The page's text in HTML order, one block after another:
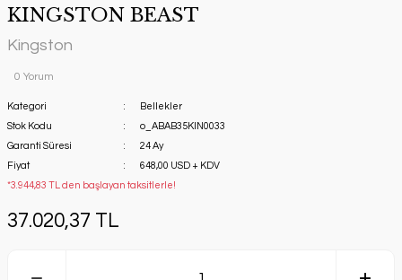
KINGSTON BEAST
Kingston
0 Yorum
Kategori
Bellekler
Stok Kodu
o_ABAB35KIN0033
Garanti Süresi
24 Ay
Fiyat
648,00 USD + KDV
*3.944,83 TL den başlayan taksitlerle!
37.020,37 TL